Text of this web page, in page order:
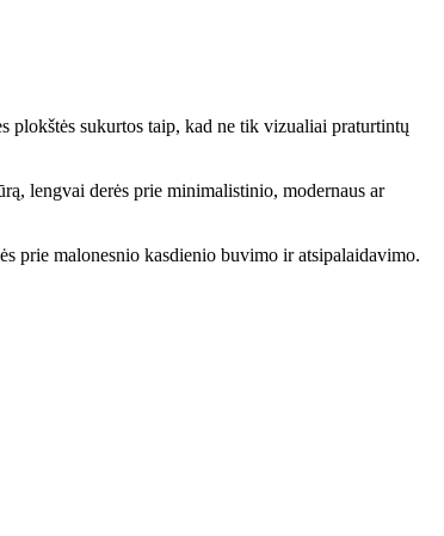
plokštės sukurtos taip, kad ne tik vizualiai praturtintų
lengvai derės prie minimalistinio, modernaus ar
prie malonesnio kasdienio buvimo ir atsipalaidavimo.